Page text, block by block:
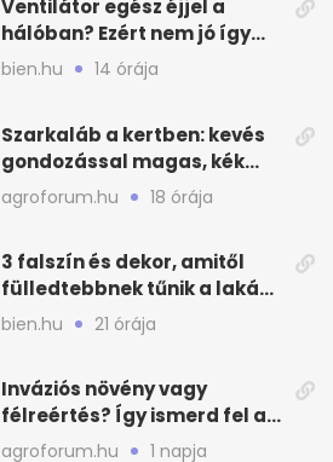
Ventilátor egész éjjel a
hálóban? Ezért nem jó így
aludni nyáron
bien.hu 14 órája
Szarkaláb a kertben: kevés
gondozással magas, kék
virágfalat ad
agroforum.hu 18 órája
3 falszín és dekor, amitől
fülledtebbnek tűnik a lakás
nyáron
bien.hu 21 órája
Inváziós növény vagy
félreértés? Így ismerd fel a
valódi kockázatot
agroforum.hu 1 napja